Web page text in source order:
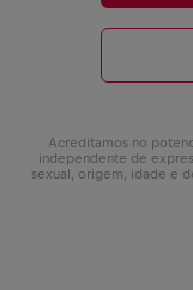
Acreditamos no
independente de
sexual, origem, idade e